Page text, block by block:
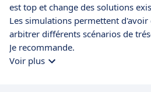
est top et change des solutions
Les simulations permettent
arbitrer différents scénarios de
Je recommande.
Voir plus